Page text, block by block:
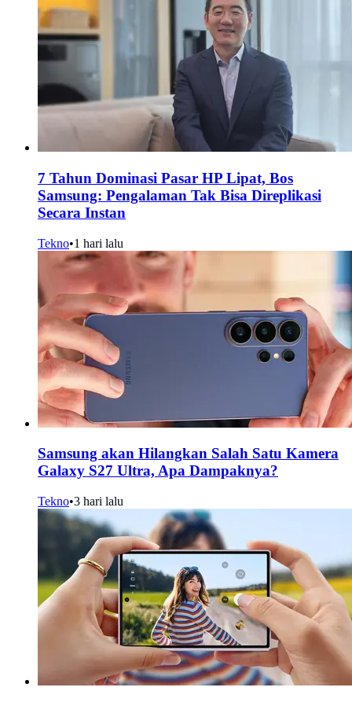
7 Tahun Dominasi Pasar HP Lipat, Bos
Samsung: Pengalaman Tak Bisa Direplikasi
Secara Instan
Tekno•1 hari lalu
Samsung akan Hilangkan Salah Satu Kamera
Galaxy S27 Ultra, Apa Dampaknya?
Tekno•3 hari lalu